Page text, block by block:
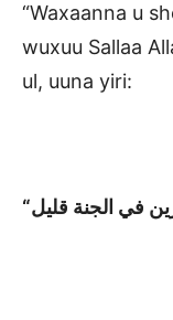
“Waxaanna u
wuxuu Sallaa
ul, uuna yiri: